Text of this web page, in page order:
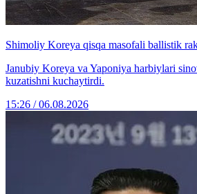
Shimoliy Koreya qisqa masofali ballistik
Janubiy Koreya va Yaponiya harbiylari
kuzatishni kuchaytirdi.
15:26 / 06.08.2026